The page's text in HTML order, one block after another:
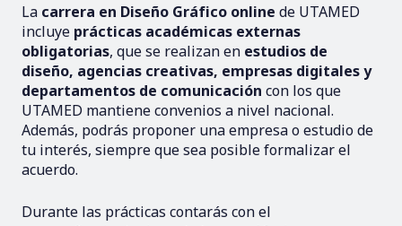
La carrera en Diseño Gráfico online de UTAMED
incluye prácticas académicas externas
obligatorias, quese realizan en estudios de
diseño, agencias creativas, empresas digitales y
departamentos de comunicación con los que
UTAMED mantiene convenios a nivel nacional.
Además, podrás proponer una empresa o estudio de
tu interés, siempre que sea posible formalizar el
acuerdo.
Durante las prácticas contarás con el